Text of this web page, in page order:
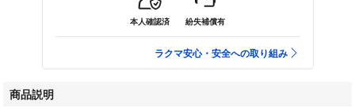
本人確認済 紛失補償有
ラクマ安心・安全への取り組み
商品説明